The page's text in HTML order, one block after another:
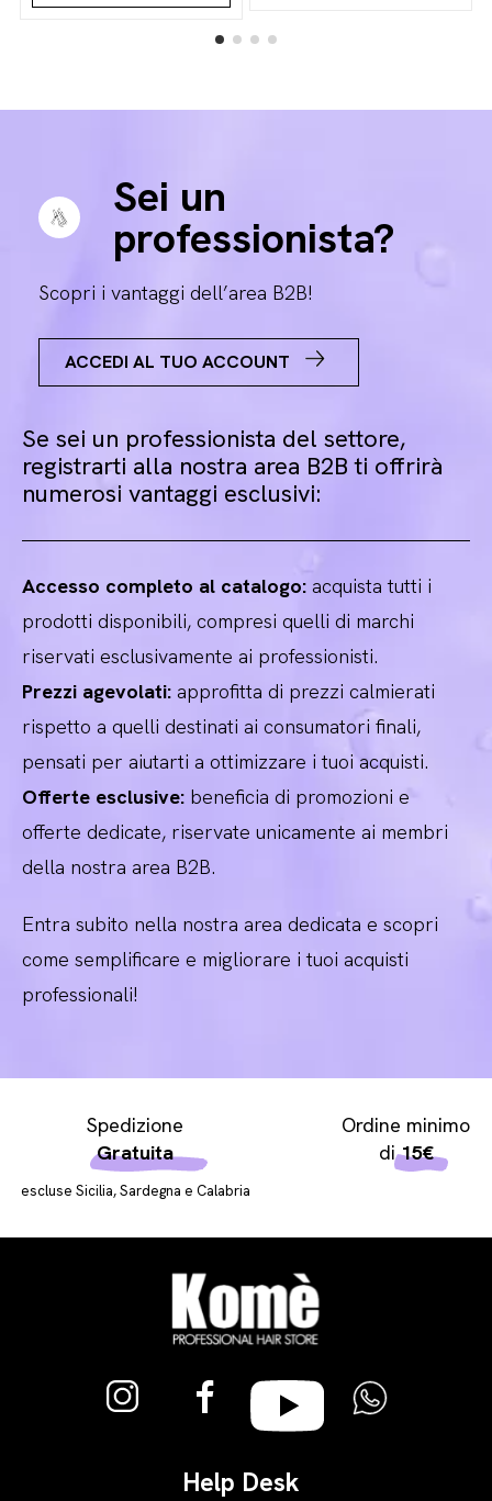
Sei un
professionista?
Scopri i vantaggi dell’area B2B!
ACCEDI AL TUO ACCOUNT
Se sei un professionista del settore,
registrarti alla nostra area B2B ti offrirà
numerosi vantaggi esclusivi:
Accesso completo al catalogo: acquista tutti i
prodotti disponibili, compresi quelli di marchi
riservati esclusivamente ai professionisti.
Prezzi agevolati: approfitta di prezzi calmierati
rispetto a quelli destinati ai consumatori finali,
pensati per aiutarti a ottimizzare i tuoi acquisti.
Offerte esclusive: beneficia di promozioni e
offerte dedicate, riservate unicamente ai membri
della nostra area B2B.
Entra subito nella nostra area dedicata e scopri
come semplificare e migliorare i tuoi acquisti
professionali!
Spedizione
Gratuita
escluse Sicilia, Sardegna e Calabria
Ordine minimo
di15€
Help Desk